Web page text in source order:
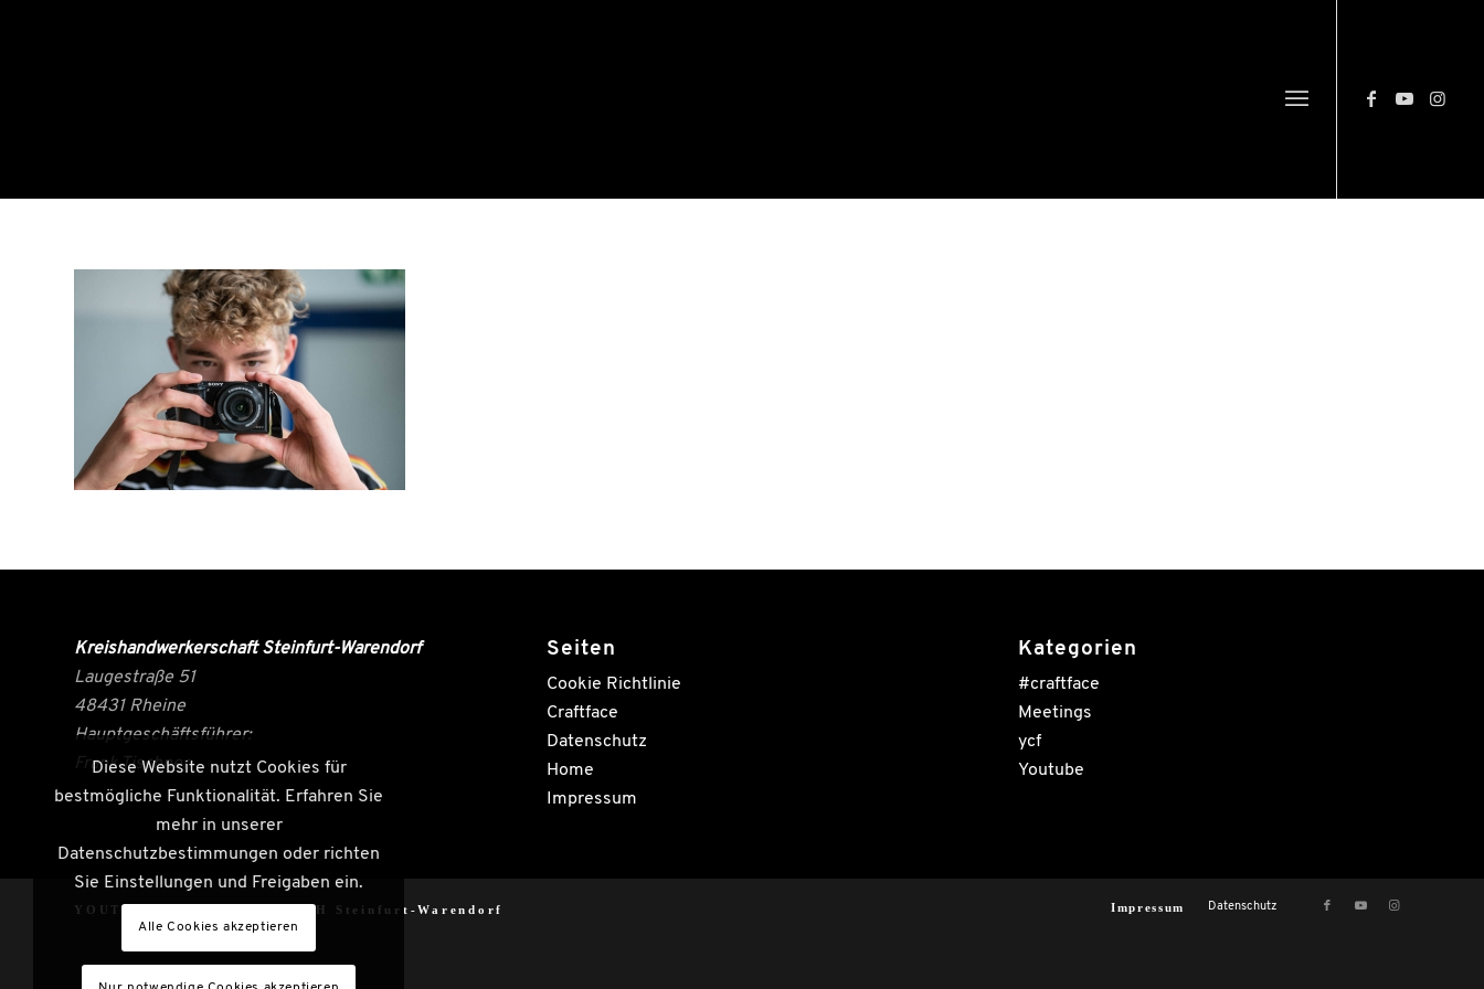
Kreishandwerkerschaft Steinfurt-Warendorf
Laugestraße 51
48431 Rheine
Hauptgeschäftsführer:
Frank Tischner
Seiten
Cookie Richtlinie
Craftface
Datenschutz
Home
Impressum
Kategorien
#craftface
Meetings
ycf
Youtube
YOUTH CRAFT FACTORY | KH Steinfurt-Warendorf Impressum Datenschutz
Diese Website nutzt Cookies für
bestmögliche Funktionalität. Erfahren Sie
mehr in unserer
Datenschutzbestimmungen oder richten
Sie Einstellungen und Freigaben ein.
Alle Cookies akzeptieren